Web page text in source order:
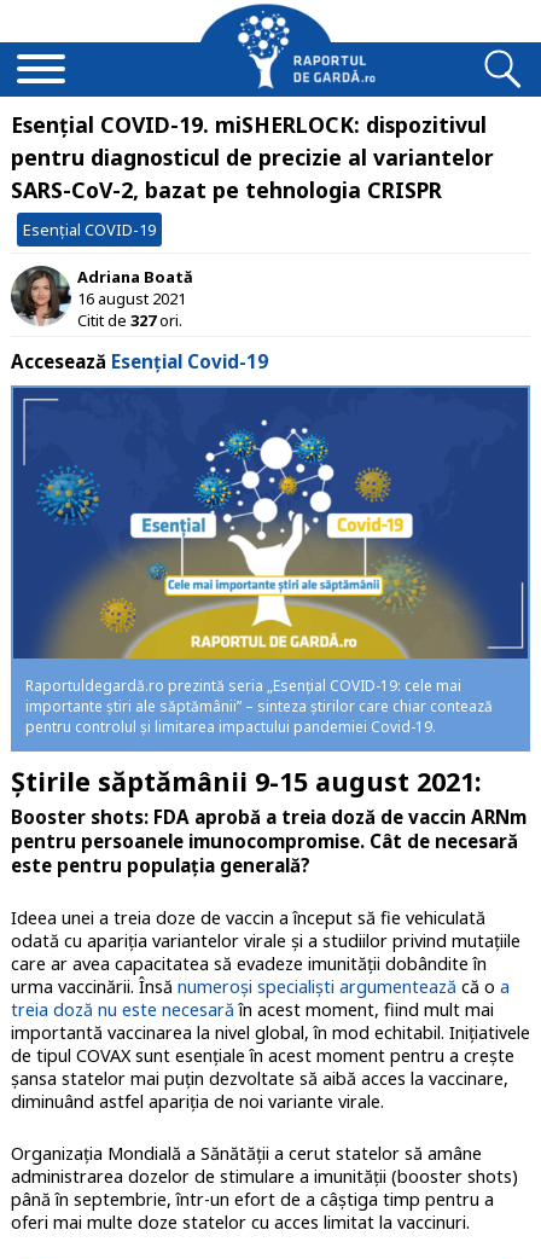
Esențial COVID-19. miSHERLOCK: dispozitivul
pentru diagnosticul de precizie al variantelor
SARS-CoV-2, bazat pe tehnologia CRISPR
Esențial COVID-19
Adriana Boată
16 august 2021
Citit de 327ori.
Accesează Esențial Covid-19
Raportuldegardă.ro prezintă seria „Esențial COVID-19: cele mai
importante știri ale săptămânii” – sinteza știrilor care chiar contează
pentru controlul și limitarea impactului pandemiei Covid-19.
Știrile săptămânii 9-15 august 2021:
Booster shots: FDA aprobă a treia doză de vaccin ARNm
pentru persoanele imunocompromise. Cât de necesară
este pentru populația generală?
Ideea unei a treia doze de vaccin a început să fie vehiculată
odată cu apariția variantelor virale și a studiilor privind mutațiile
care ar avea capacitatea să evadeze imunității dobândite în
urma vaccinării. Însă numeroși specialiști argumentează că o a
treia doză nu este necesară în acest moment, fiind mult mai
importantă vaccinarea la nivel global, în mod echitabil. Inițiativele
de tipul COVAX sunt esențiale în acest moment pentru a crește
șansa statelor mai puțin dezvoltate să aibă acces la vaccinare,
diminuând astfel apariția de noi variante virale.
Organizația Mondială a Sănătății a cerut statelor să amâne
administrarea dozelor de stimulare a imunității (booster shots)
până în septembrie, într-un efort de a câștiga timp pentru a
oferi mai multe doze statelor cu acces limitat la vaccinuri.